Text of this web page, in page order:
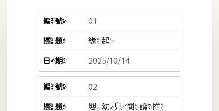
01
緣起
2025/10/14
02
嬰幼兒閱讀推